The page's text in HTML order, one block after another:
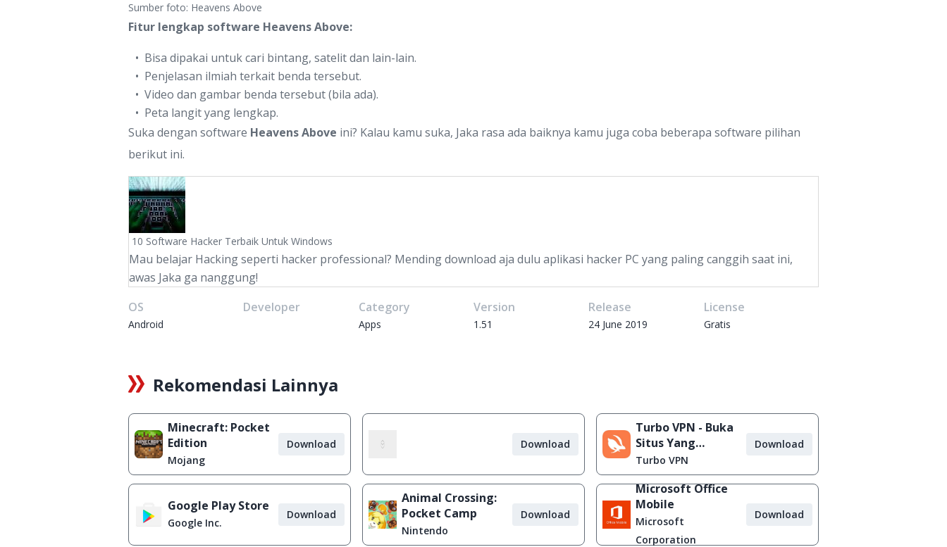
Sumber foto: Heavens Above
Fitur lengkap software Heavens Above:
Bisa dipakai untuk cari bintang, satelit dan lain-lain.
Penjelasan ilmiah terkait benda tersebut.
Video dan gambar benda tersebut (bila ada).
Peta langit yang lengkap.
Suka dengan software Heavens Above ini? Kalau kamu suka, Jaka rasa ada baiknya kamu juga coba beberapa software pilihan
berikut ini.
10 Software Hacker Terbaik Untuk Windows
Mau belajar Hacking seperti hacker professional? Mending download aja dulu aplikasi hacker PC yang paling canggih saat ini,
awas Jaka ga nanggung!
OS
Android
Developer Category
Apps
Version
1.51
Release
24 June 2019
License
Gratis
Rekomendasi Lainnya
Minecraft: Pocket
Edition
Mojang
Download Download
Turbo VPN - Buka
Situs Yang
Diblokir
Turbo VPN
Download
Google Play Store
Google Inc.
Download
Animal Crossing:
Pocket Camp
Nintendo
Download
Microsoft Office
Mobile
Microsoft
Corporation
Download